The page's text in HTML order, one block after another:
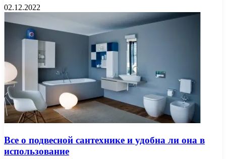
02.12.2022
Все о подвесной сантехнике и удобна ли она в
использование